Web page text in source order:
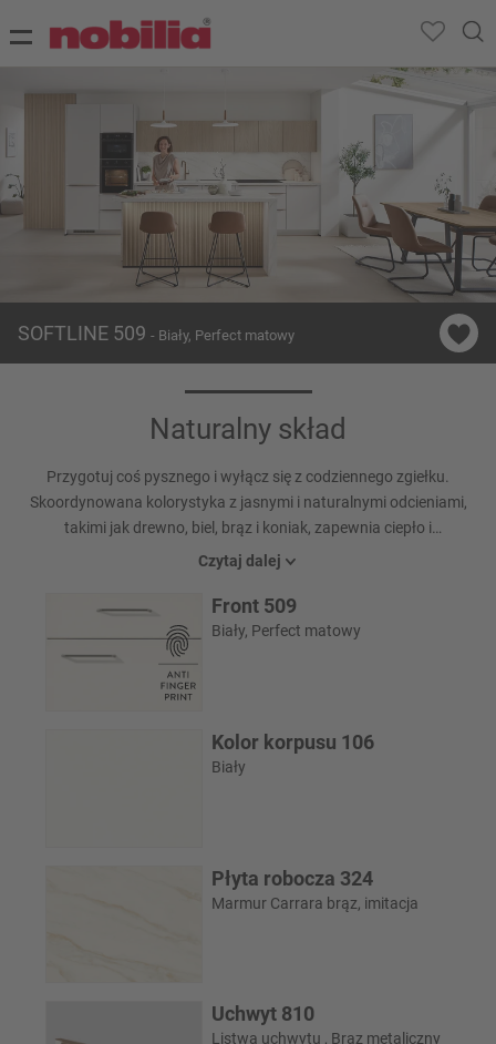
SOFTLINE 509 - Biały, Perfect matowy
Naturalny skład
Przygotuj coś pysznego i wyłącz się z codziennego zgiełku.
Skoordynowana kolorystyka z jasnymi i naturalnymi odcieniami,
takimi jak drewno, biel, brąz i koniak, zapewnia ciepło i
wprowadza wysoki współczynnik dobrego samopoczucia do
blat Carrara Bronze, czy ekscytujące brązowe akcenty, takie jak
bateria i listwa uchwytowa: Eleganckie akcenty dopełniają
wysokiej jakości różnorodność materiałów. Fronty z innowacyjną
powłoką zapobiegającą pozostawianiu odcisków palców
pozwalają zapomnieć o odciskach palców.
Czytaj dalej
Front 509
Biały, Perfect matowy
Kolor korpusu 106
Biały
Płyta robocza 324
Marmur Carrara brąz, imitacja
Uchwyt 810
Listwa uchwytu , Brąz metaliczny